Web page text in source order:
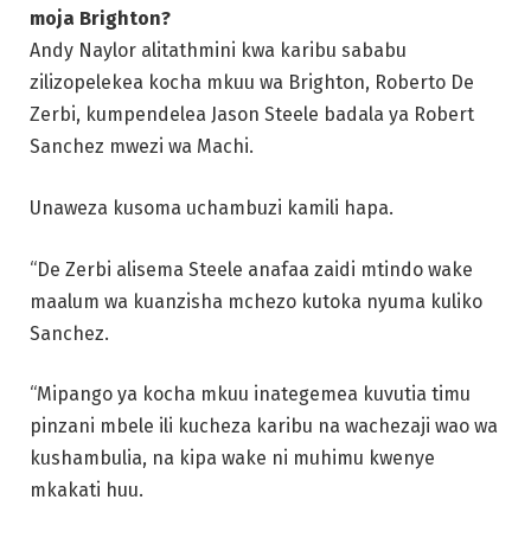
moja Brighton?
Andy Naylor alitathmini kwa karibu sababu
zilizopelekea kocha mkuu wa Brighton, Roberto De
Zerbi, kumpendelea Jason Steele badala ya Robert
Sanchez mwezi wa Machi.
Unaweza kusoma uchambuzi kamili hapa.
“De Zerbi alisema Steele anafaa zaidi mtindo wake
maalum wa kuanzisha mchezo kutoka nyuma kuliko
Sanchez.
“Mipango ya kocha mkuu inategemea kuvutia timu
pinzani mbele ili kucheza karibu na wachezaji wao wa
kushambulia, na kipa wake ni muhimu kwenye
mkakati huu.